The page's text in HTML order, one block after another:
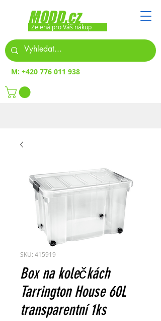
MODD.cz
Zelená pro Váš nákup
M: +420 776 011 938
SKU: 415919
Box na kolečkách
Tarrington House 60L
transparentní 1ks